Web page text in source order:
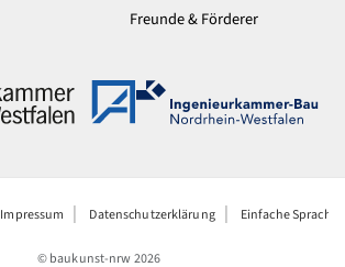
Freunde & Förderer
Impressum Datenschutzerklärung Einfache Sprache
© baukunst-nrw2026